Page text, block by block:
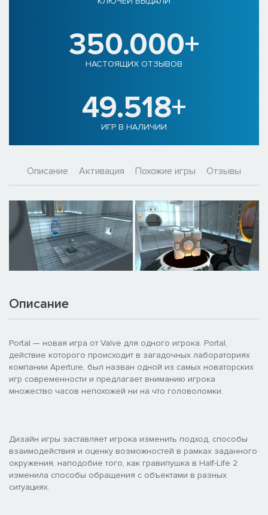
350.000+
НАСТОЯЩИХ ОТЗЫВОВ
49.518+
ИГР В НАЛИЧИИ
Описание Активация Похожие игры Отзывы
Описание
Portal — новая игра от Valve для одного игрока. Portal,
действие которого происходит в загадочных лабораториях
компании Aperture, был назван одной из самых новаторских
игр современности и предлагает вниманию игрока
множество часов непохожей ни на что головоломки.
Дизайн игры заставляет игрока изменить подход, способы
взаимодействия и оценку возможностей в рамках заданного
окружения, наподобие того, как гравипушка в Half-Life 2
изменила способы обращения с объектами в разных
ситуациях.